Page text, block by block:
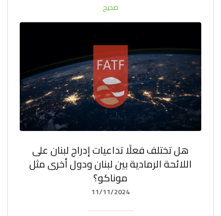
صحيح
هل تختلف فعلًا تداعيات إدراج لبنان على
اللائحة الرمادية بين لبنان ودول أخرى مثل
موناكو؟
11/11/2024